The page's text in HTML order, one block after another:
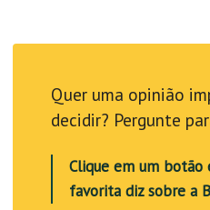
Quer uma opinião
decidir? Pergunte
Clique em um botão
favorita diz sobre a